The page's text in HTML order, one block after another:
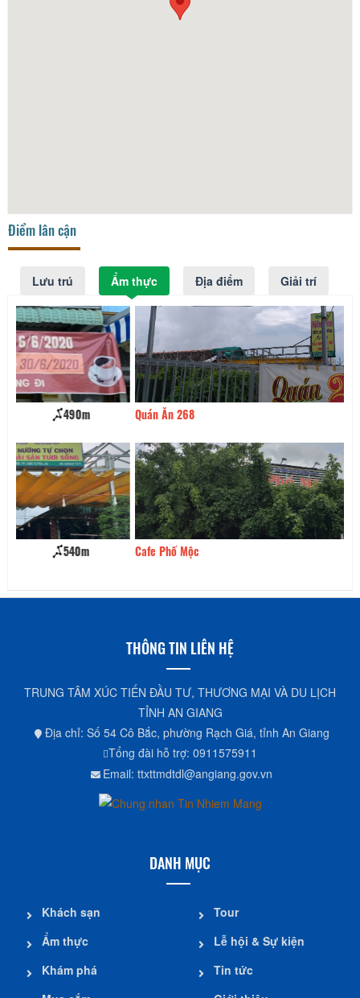
Điểm lân cận
Lưu trú Ẩm thực Địa điểm Giải trí
Quán Ăn 268
Cafe Phố Mộc
THÔNG TIN LIÊN HỆ
TRUNG TÂM XÚC TIẾN ĐẦU TƯ, THƯƠNG MẠI VÀ DU LỊCH
TỈNH AN GIANG
Địa chỉ: Số 54 Cô Bắc, phường Rạch Giá, tỉnh An Giang
Tổng đài hỗ trợ: 0911575911
Email: ttxttmdtdl@angiang.gov.vn
DANH MỤC
Khách sạn
Ẩm thực
Khám phá
Tour
Lễ hội & Sự kiện
Tin tức